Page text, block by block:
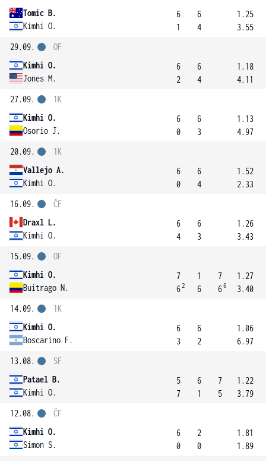
Tomic B.
Kimhi O.
6
1
6
4
1.25
3.55
29.09.
Kimhi O.
Jones M.
OF
6
2
6
4
1.18
4.11
27.09.
Kimhi O.
Osorio J.
1K
6
0
6
3
1.13
4.97
20.09.
Vallejo A.
Kimhi O.
1K
6
0
6
4
1.52
2.33
16.09.
Draxl L.
Kimhi O.
ČF
6
4
6
3
1.26
3.43
15.09.
Kimhi O.
Buitrago N.
OF
7
62
1
6
7
66
1.27
3.40
14.09.
Kimhi O.
Boscarino F.
1K
6
3
6
2
1.06
6.97
13.08.
Patael B.
Kimhi O.
SF
5
7
6
1
7
5
1.22
3.79
12.08.
Kimhi O.
Simon S.
ČF
6
0
2
0
1.81
1.89